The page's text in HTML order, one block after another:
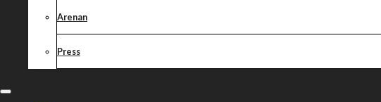
Arenan
Press